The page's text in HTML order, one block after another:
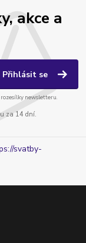
akce a
Přihlásit se
newsletteru.
za 14 dní.
svatby-